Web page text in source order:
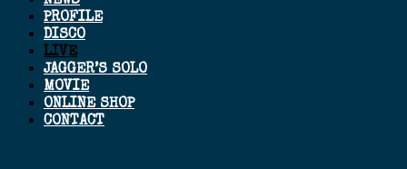
PROFILE
DISCO
LIVE
JAGGER’S SOLO
MOVIE
ONLINE SHOP
CONTACT